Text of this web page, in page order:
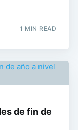
1 MIN READ
de fin de